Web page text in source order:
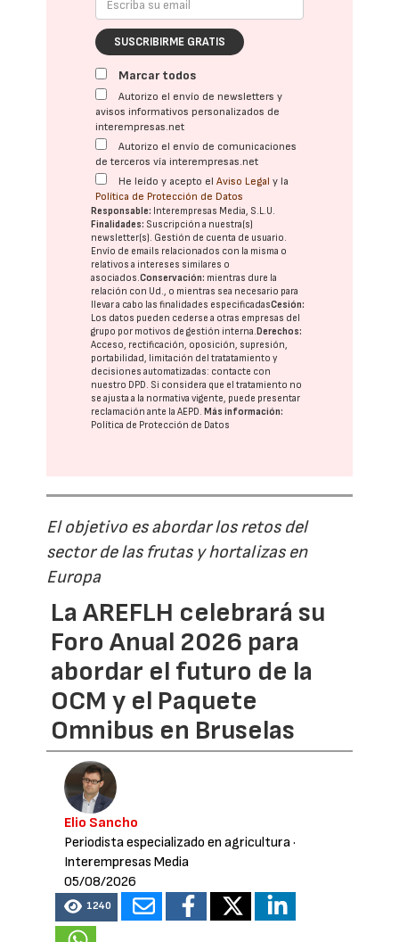
SUSCRIBIRME GRATIS
Marcar todos
Autorizo el envío de newsletters y
avisos informativos personalizados de
interempresas.net
Autorizo el envío de comunicaciones
de terceros vía interempresas.net
He leído y acepto elAviso Legal y la
Política de Protección de Datos
Responsable: Interempresas Media, S.L.U.
Finalidades: Suscripción a nuestra(s)
newsletter(s). Gestión de cuenta de usuario.
Envío de emails relacionados con la misma o
relativos a intereses similares o
asociados.Conservación: mientras dure la
relación con Ud., o mientras sea necesario para
llevar a cabo las finalidades especificadasCesión:
Los datos pueden cederse a otras empresas del
grupo por motivos de gestión interna. Derechos:
Acceso, rectificación, oposición, supresión,
portabilidad, limitación del tratatamiento y
decisiones automatizadas: contacte con
nuestro DPD. Si considera que el tratamiento no
se ajusta a la normativa vigente, puede presentar
reclamación ante laAEPD. Más información:
Política de Protección de Datos
El objetivo es abordar los retos del
sector de las frutas y hortalizas en
Europa
La AREFLH celebrará su
Foro Anual 2026 para
abordar el futuro de la
OCM y el Paquete
Omnibus en Bruselas
Elio Sancho
Periodista especializado en agricultura·
Interempresas Media
05/08/2026
1240